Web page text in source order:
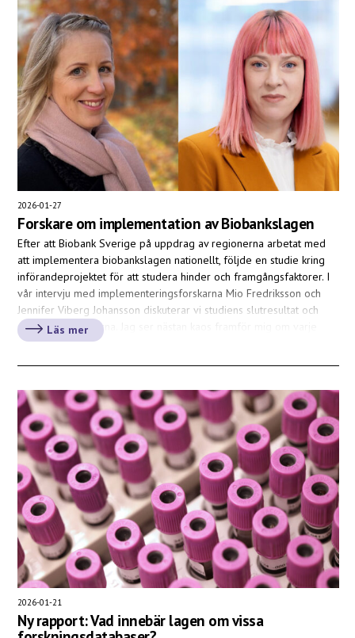
2026-01-27
Forskare om implementation av Biobankslagen
Efter att Biobank Sverige på uppdrag av regionerna arbetat med
att implementera biobankslagen nationellt, följde en studie kring
införandeprojektet för att studera hinder och framgångsfaktorer. I
vår intervju med implementeringsforskarna Mio Fredriksson och
Jennifer Viberg Johansson diskuterar vi studiens slutresultat och
några av lärdomarna. Jag ser nästan kaos framför mig om varje
region skulle behöva […]
Läs mer
2026-01-21
Ny rapport: Vad innebär lagen om vissa